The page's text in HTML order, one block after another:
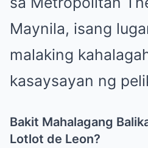
Maynila, isang
malaking
kasaysayan ng
Bakit Mahalagang
Lotlot de Leon?